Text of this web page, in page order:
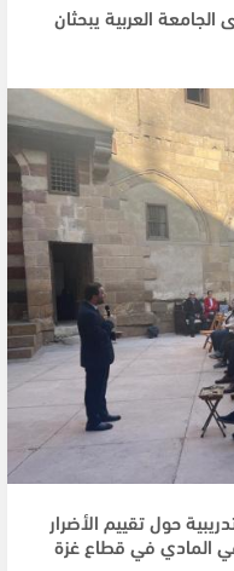
العربية يبحثان
حول تقييم الأضرار
المادي في قطاع غزة